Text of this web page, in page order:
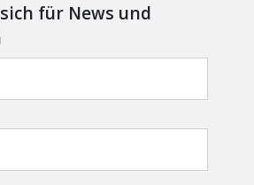
für News und